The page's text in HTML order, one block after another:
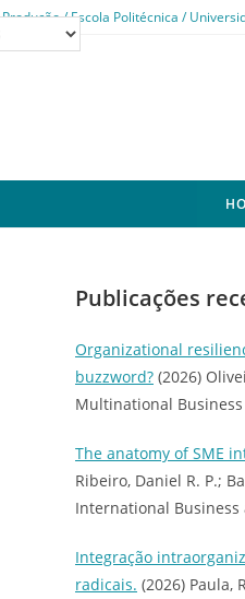
/ Escola Politécnica /
Publicações
Organizational
buzzword? (2026)
Multinational Business
The anatomy of SME
Ribeiro, Daniel R. P.;
International Business
Integração
radicais. (2026) Paula,